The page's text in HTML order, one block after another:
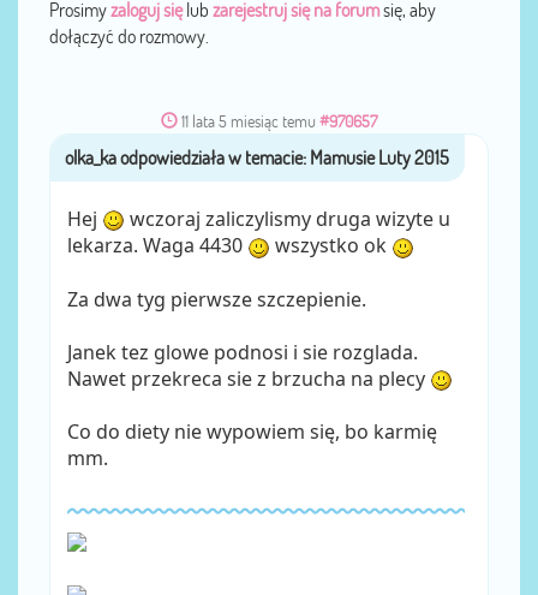
Prosimyzaloguj sięlub zarejestruj się na forumsię, aby
dołączyć do rozmowy.
11 lata 5 miesiąc temu #970657
przezolka_ka
Hej
wczoraj zaliczylismy druga wizyte u
lekarza. Waga 4430
wszystko ok
Za dwa tyg pierwsze szczepienie.
Janek tez glowe podnosi i sie rozglada.
Nawet przekreca sie z brzucha na plecy
Co do diety nie wypowiem się, bo karmię
mm.